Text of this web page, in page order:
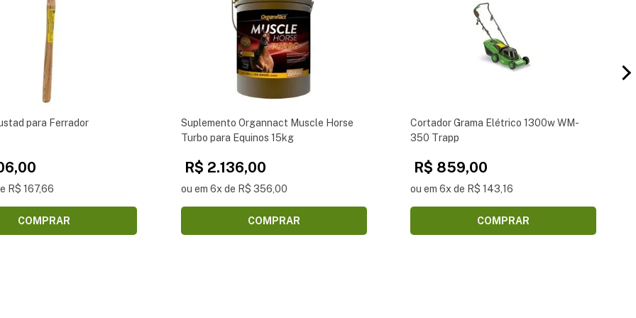
para Ferrador
R$ 167,66
COMPRAR
Suplemento Organnact Muscle Horse
Turbo para Equinos 15kg
R$ 2.136,00
ou em 6x de R$ 356,00
COMPRAR
Cortador Grama Elétrico 1300w WM-
350 Trapp
R$ 859,00
ou em 6x de R$ 143,16
COMPRAR